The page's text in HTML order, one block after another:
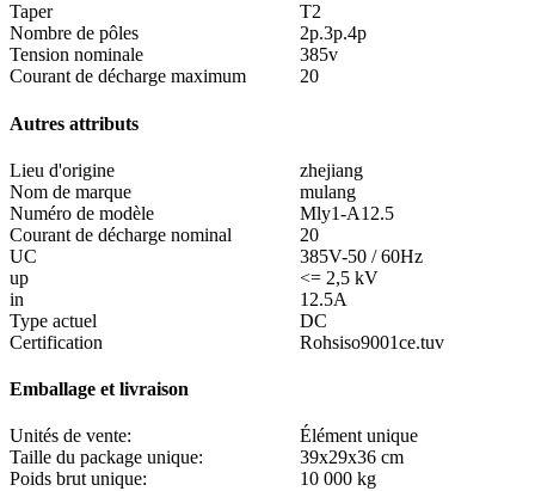
Taper
T2
Nombre de pôles
2p.3p.4p
Tension nominale
385v
Courant de décharge maximum
20
Autres attributs
Lieu d'origine
zhejiang
Nom de marque
mulang
Numéro de modèle
Mly1-A12.5
Courant de décharge nominal
20
UC
385V-50 / 60Hz
up
<= 2,5 kV
in
12.5A
Type actuel
DC
Certification
Rohsiso9001ce.tuv
Emballage et livraison
Unités de vente:
Élément unique
Taille du package unique:
39x29x36 cm
Poids brut unique:
10 000 kg